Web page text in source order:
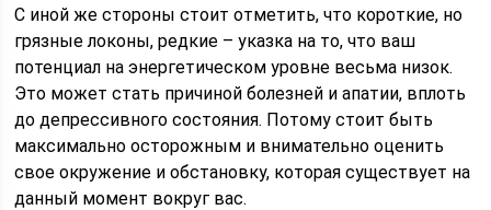
С иной же стороны стоит отметить, что короткие, но
грязные локоны, редкие – указка на то, что ваш
потенциал на энергетическом уровне весьма низок.
Это может стать причиной болезней и апатии, вплоть
до депрессивного состояния. Потому стоит быть
максимально осторожным и внимательно оценить
свое окружение и обстановку, которая существует на
данный момент вокруг вас.